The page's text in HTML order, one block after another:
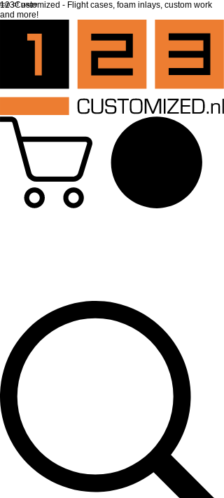
top of page
123Customized - Flight cases, foam inlays, custom work
and more!